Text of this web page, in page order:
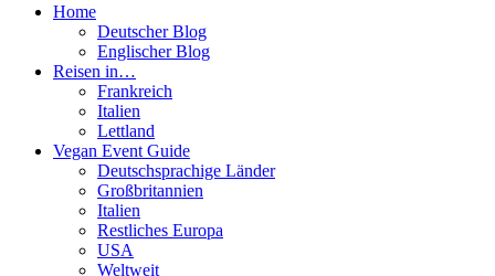
Home
Deutscher Blog
Englischer Blog
Reisen in…
Frankreich
Italien
Lettland
Vegan Event Guide
Deutschsprachige Länder
Großbritannien
Italien
Restliches Europa
USA
Weltweit